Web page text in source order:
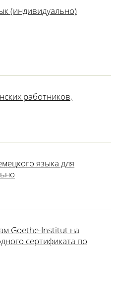
(индивидуально)
работников,
языка для
Goethe-Institut на
сертификата по